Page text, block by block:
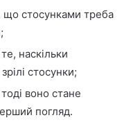
що стосунками треба
наскільки
стосунки;
воно стане
погляд.